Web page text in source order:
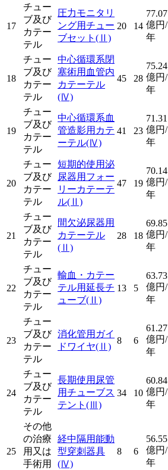
17
チュー
ブ及び
カテー
テル
圧力モニタリ
ング用チュー
ブセット (Ⅱ)
20 14
77.07
億円/
年
18
チュー
ブ及び
カテー
テル
中心循環系閉
塞術用血管内
カテーテル
(Ⅳ)
45 28
75.24
億円/
年
19
チュー
ブ及び
カテー
テル
中心循環系血
管造影用カテ
ーテル(Ⅳ)
41 23
71.31
億円/
年
20
チュー
ブ及び
カテー
テル
短期的使用泌
尿器用フォー
リーカテーテ
ル(Ⅱ)
47 19
70.14
億円/
年
21
チュー
ブ及び
カテー
テル
間欠泌尿器用
カテーテル
(Ⅱ)
28 18
69.85
億円/
年
22
チュー
ブ及び
カテー
テル
輸血・カテー
テル用延長チ
ューブ(Ⅱ)
13 5
63.73
億円/
年
23
チュー
ブ及び
カテー
テル
消化管用ガイ
ドワイヤ(Ⅱ)
8 6
61.27
億円/
年
24
チュー
ブ及び
カテー
テル
長期使用尿管
用チューブス
テント (Ⅲ)
34 10
60.84
億円/
年
25
その他
の治療
用又は
手術用
経中隔用能動
型穿刺器具
(Ⅳ)
8 6
56.55
億円/
年